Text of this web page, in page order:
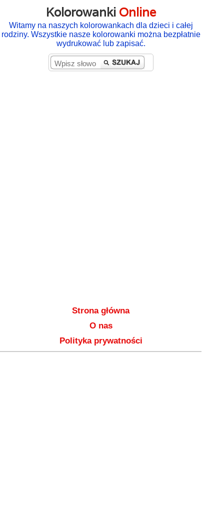
Kolorowanki Online
Witamy na naszych kolorowankach dla dzieci i całej
rodziny. Wszystkie nasze kolorowanki można bezpłatnie
wydrukować lub zapisać.
Strona główna
O nas
Polityka prywatności